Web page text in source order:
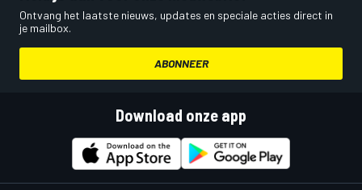
Ontvang het laatste nieuws, updates en speciale acties direct in
je mailbox.
ABONNEER
Download onze app